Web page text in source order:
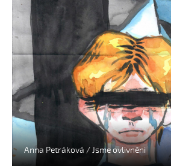
Anna Petráková / Jsme ovlivněni